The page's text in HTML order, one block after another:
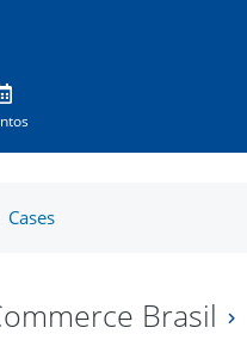
Cases
Brasil